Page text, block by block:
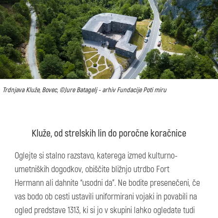
Trdnjava Kluže, Bovec, ©Jure Batagelj - arhiv Fundacije Poti miru
Kluže, od strelskih lin do poročne koračnice
Oglejte si stalno razstavo, katerega izmed kulturno-
umetniških dogodkov, obiščite bližnjo utrdbo Fort
Hermann ali dahnite “usodni da”. Ne bodite presenečeni, če
vas bodo ob cesti ustavili uniformirani vojaki in povabili na
ogled predstave 1313, ki si jo v skupini lahko ogledate tudi